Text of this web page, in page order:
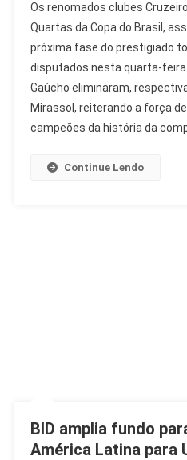
E
Grêmio
Avançam
Às
Quartas
Da
Copa
Os renomados clubes
Quartas da Copa do Brasil,
próxima fase do prestigiado
disputados nesta quarta-feira
Gaúcho eliminaram,
Mirassol, reiterando a força
campeões da história da
Continue Lendo
BID amplia fundo
América Latina para